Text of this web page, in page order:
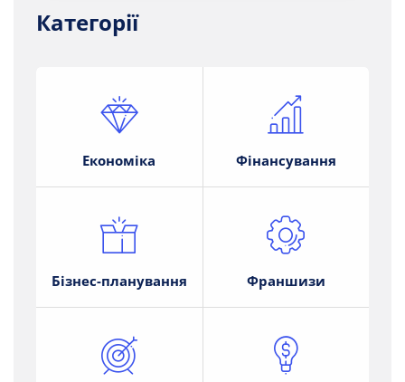
Категорії
Економіка Фінансування
Бізнес-планування Франшизи